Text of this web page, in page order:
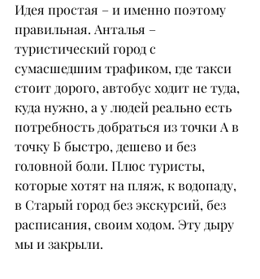
Идея простая – и именно поэтому
правильная. Анталья –
туристический город с
сумасшедшим трафиком, где такси
стоит дорого, автобус ходит не туда,
куда нужно, а у людей реально есть
потребность добраться из точки А в
точку Б быстро, дешево и без
головной боли. Плюс туристы,
которые хотят на пляж, к водопаду,
в Старый город без экскурсий, без
расписания, своим ходом. Эту дыру
мы и закрыли.